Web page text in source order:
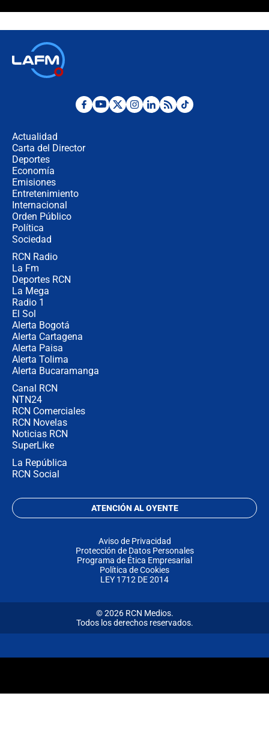
Posesión de Abelardo De La Espriella
Actualidad
Carta del Director
Deportes
Economía
Emisiones
Entretenimiento
Internacional
Orden Público
Política
Sociedad
RCN Radio
La Fm
Deportes RCN
La Mega
Radio 1
El Sol
Alerta Bogotá
Alerta Cartagena
Alerta Paisa
Alerta Tolima
Alerta Bucaramanga
Canal RCN
NTN24
RCN Comerciales
RCN Novelas
Noticias RCN
SuperLike
La República
RCN Social
ATENCIÓN AL OYENTE
Aviso de Privacidad
Protección de Datos Personales
Programa de Ética Empresarial
Política de Cookies
LEY 1712 DE 2014
© 2026 RCN Medios.
Todos los derechos reservados.